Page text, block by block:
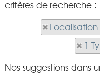
critères de recherche :
Localisation
1
Nos suggestions dans